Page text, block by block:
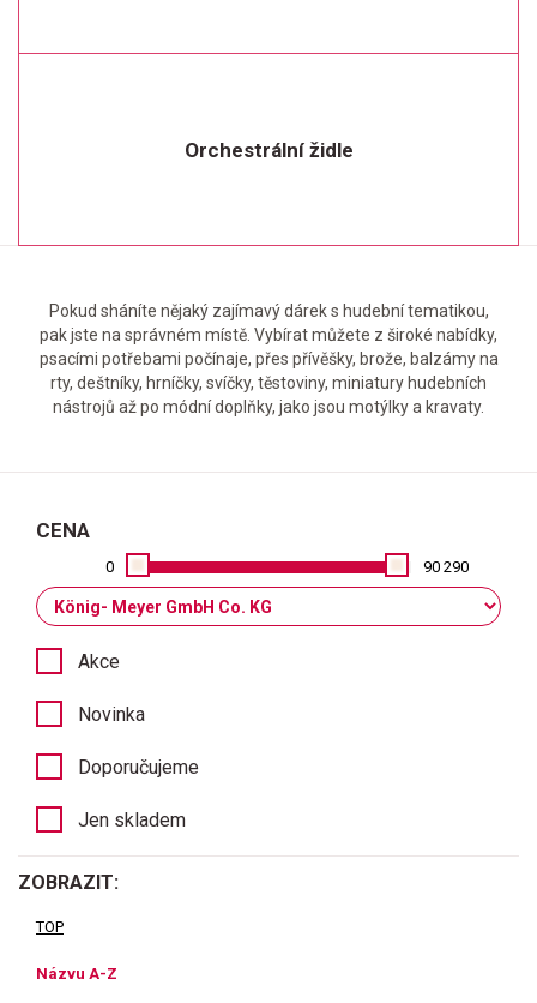
Orchestrální židle
Pokud sháníte nějaký zajímavý dárek s hudební tematikou,
pak jste na správném místě. Vybírat můžete z široké nabídky,
psacími potřebami počínaje, přes přívěšky, brože, balzámy na
rty, deštníky, hrníčky, svíčky, těstoviny, miniatury hudebních
nástrojů až po módní doplňky, jako jsou motýlky a kravaty.
CENA
0 90 290
Akce
Novinka
Doporučujeme
Jen skladem
ZOBRAZIT:
TOP
Názvu A-Z